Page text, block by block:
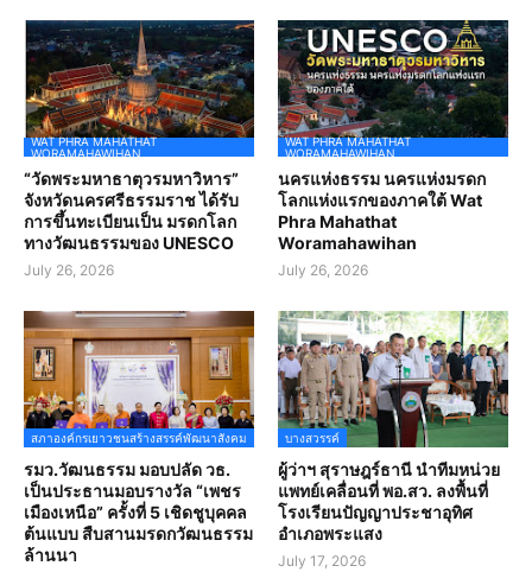
WAT PHRA MAHATHAT
WORAMAHAWIHAN
“วัดพระมหาธาตุวรมหาวิหาร”
จังหวัดนครศรีธรรมราช ได้รับ
การขึ้นทะเบียนเป็น มรดกโลก
ทางวัฒนธรรมของ UNESCO
July 26, 2026
WAT PHRA MAHATHAT
WORAMAHAWIHAN
นครแห่งธรรม นครแห่งมรดก
โลกแห่งแรกของภาคใต้ Wat
Phra Mahathat
Woramahawihan
July 26, 2026
สภาองค์กรเยาวชนสร้างสรรค์พัฒนาสังคม
รมว.วัฒนธรรม มอบปลัด วธ.
เป็นประธานมอบรางวัล “เพชร
เมืองเหนือ” ครั้งที่ 5 เชิดชูบุคคล
ต้นแบบ สืบสานมรดกวัฒนธรรม
ล้านนา
บางสวรรค์
ผู้ว่าฯ สุราษฎร์ธานี นำทีมหน่วย
แพทย์เคลื่อนที่ พอ.สว. ลงพื้นที่
โรงเรียนปัญญาประชาอุทิศ
อำเภอพระแสง
July 17, 2026